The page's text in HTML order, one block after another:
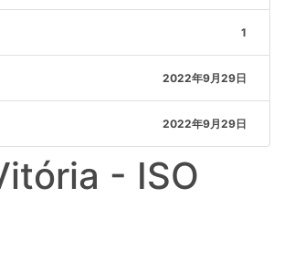
1
2022年9月29日
2022年9月29日
- ISO